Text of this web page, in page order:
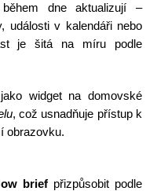
dne aktualizují –
události v kalendáři nebo
je šitá na míru podle
widget na domovské
, což usnadňuje přístup k
obrazovku.
brief přizpůsobit podle